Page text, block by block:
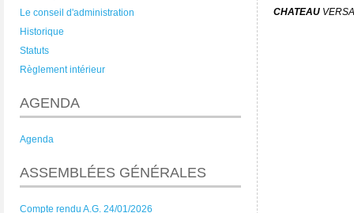
Le conseil d'administration
Historique
Statuts
Règlement intérieur
AGENDA
Agenda
ASSEMBLÉES GÉNÉRALES
Compte rendu A.G. 24/01/2026
CHATEAU